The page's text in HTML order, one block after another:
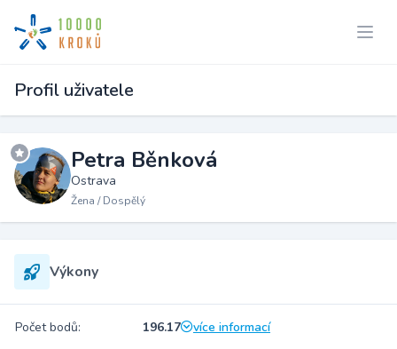
Profil uživatele
Petra Běnková
Ostrava
Žena / Dospělý
Výkony
Počet bodů: 196.17
více informací